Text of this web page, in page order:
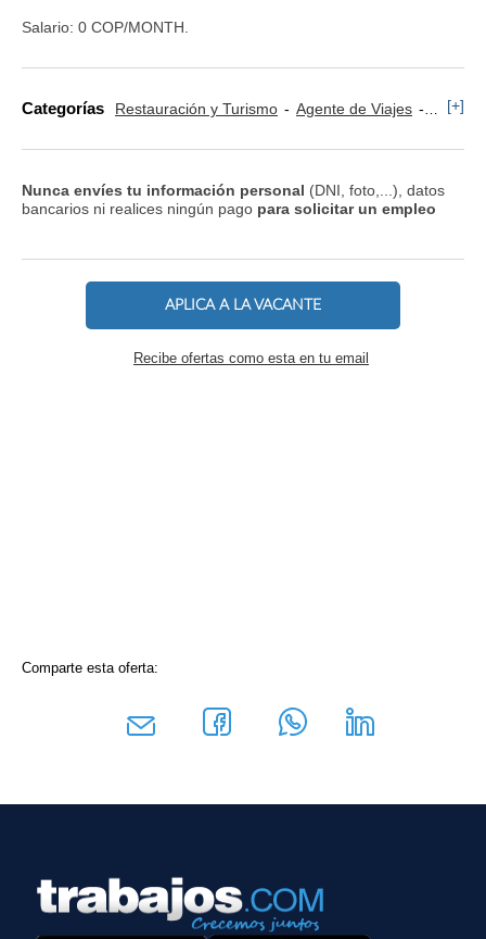
Salario: 0 COP/MONTH.
Categorías Restauración y Turismo Agente de Viajes [+]
Nunca envíes tu información personal (DNI, foto,...), datos
bancarios ni realices ningún pago para solicitar un empleo
APLICA A LA VACANTE
Recibe ofertas como esta en tu email
Comparte esta oferta: